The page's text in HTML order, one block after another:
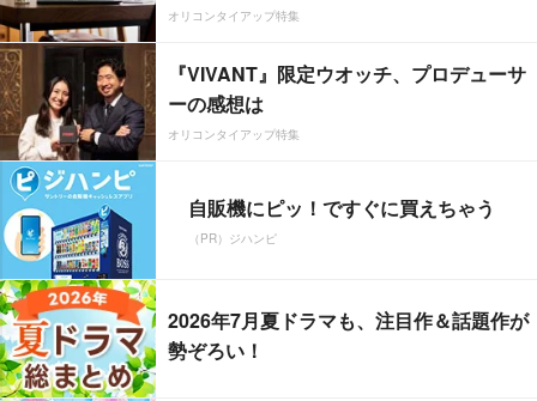
オリコンタイアップ特集
『VIVANT』限定ウオッチ、プロデューサ
ーの感想は
オリコンタイアップ特集
自販機にピッ！ですぐに買えちゃう
（PR）ジハンピ
2026年7月夏ドラマも、注目作＆話題作が
勢ぞろい！